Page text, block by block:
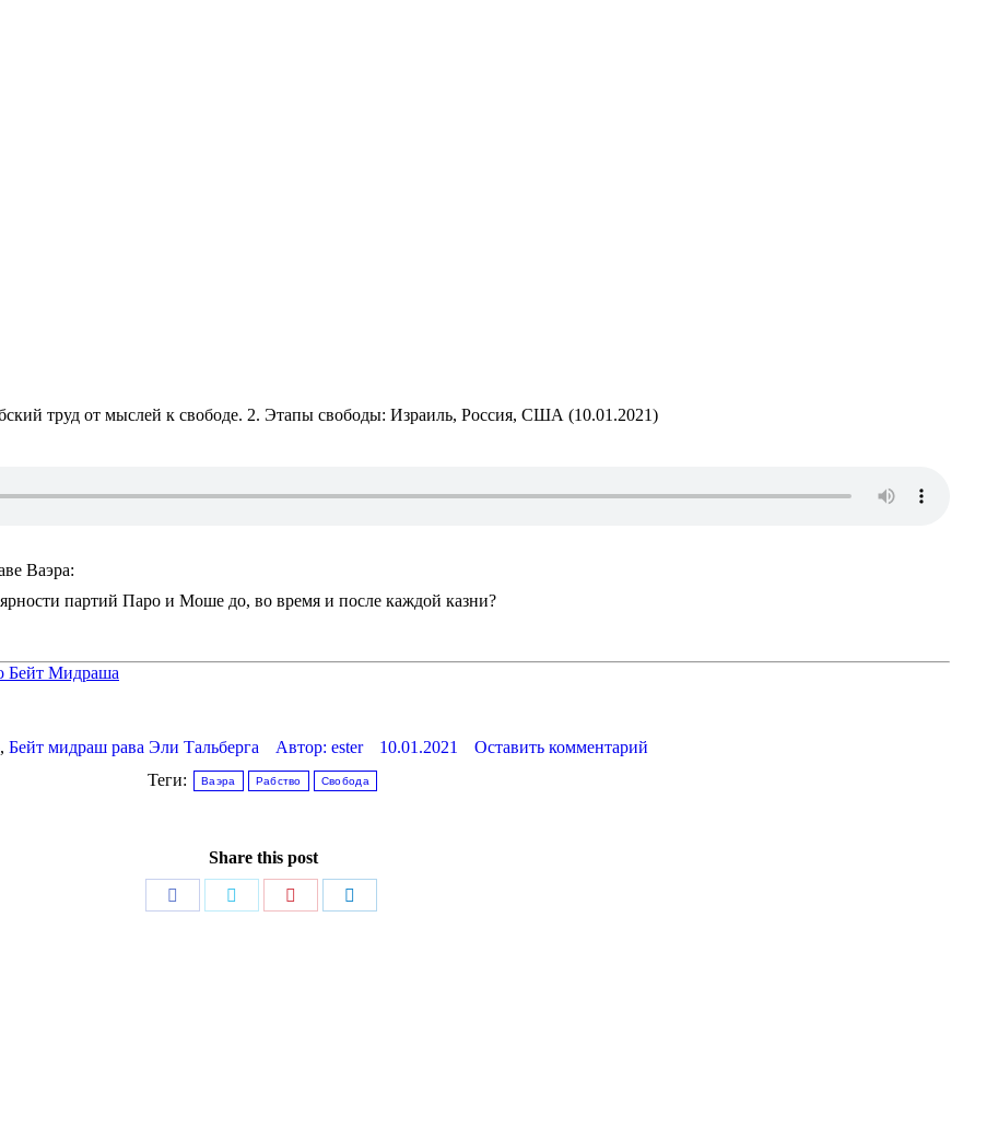
труд от мыслей к свободе. 2. Этапы свободы: Израиль, Россия, США (10.01.2021)
Ваэра:
партий Паро и Моше до, во время и после каждой казни?
Бейт Мидраша
, Бейт мидраш рава Эли Тальберга Автор: ester 10.01.2021
Оставить комментарий
Теги:
Ваэра Рабство Свобода
Share this post
ПоделитьсяПоделитьсяПоделиться